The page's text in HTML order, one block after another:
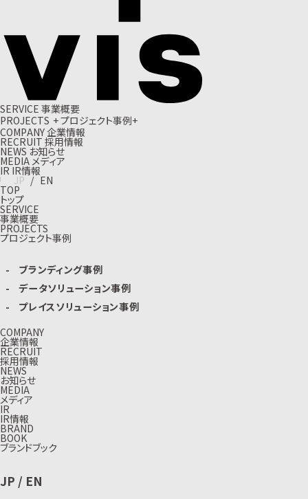
SERVICE 事業概要
PROJECTS +プロジェクト事例+
COMPANY企業情報
RECRUIT 採用情報
NEWS お知らせ
MEDIA メディア
IR IR情報
JP / EN
TOP
トップ
SERVICE
事業概要
PROJECTS
プロジェクト事例
ブランディング事例
データソリューション事例
プレイスソリューション事例
COMPANY
企業情報
RECRUIT
採用情報
NEWS
お知らせ
MEDIA
メディア
IR
IR情報
BRAND
BOOK
ブランドブック
JP / EN